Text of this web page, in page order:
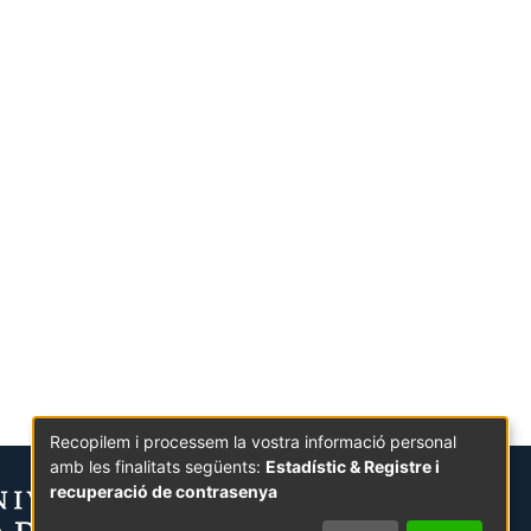
Recopilem i processem la vostra informació personal
amb les finalitats següents: Estadístic & Registre i
recuperació de contrasenya